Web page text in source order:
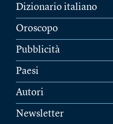
Dizionario italiano
Oroscopo
Pubblicità
Paesi
Autori
Newsletter